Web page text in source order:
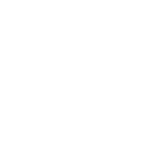
e respeitar sua
para fins de